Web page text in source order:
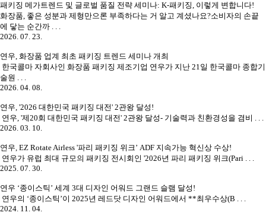
패키징 메가트렌드 및 글로벌 품질 전략 세미나: K-패키징, 이렇게 변합니다!
화장품, 좋은 성분과 제형만으론 부족하다는 거 알고 계셨나요?소비자의 손끝
에 닿는 순간까 . . .
2026. 07. 23.
연우, 화장품 업계 최초 패키징 트렌드 세미나 개최
한국콜마 자회사인 화장품 패키징 제조기업 연우가 지난 21일 한국콜마 종합기
술원 . . .
2026. 04. 08.
연우, '2026 대한민국 패키징 대전' 2관왕 달성!
연우, '제20회 대한민국 패키징 대전' 2관왕 달성- 기술력과 친환경성을 겸비 . . .
2026. 03. 10.
연우, EZ Rotate Airless '파리 패키징 위크’ ADF 지속가능 혁신상 수상!
연우가 유럽 최대 규모의 패키징 전시회인 '2026년 파리 패키징 위크(Pari . . .
2025. 07. 30.
연우 ‘종이스틱’ 세계 3대 디자인 어워드 그랜드 슬램 달성!
연우의 ‘종이스틱’이 2025년 레드닷 디자인 어워드에서 **최우수상(B . . .
2024. 11. 04.